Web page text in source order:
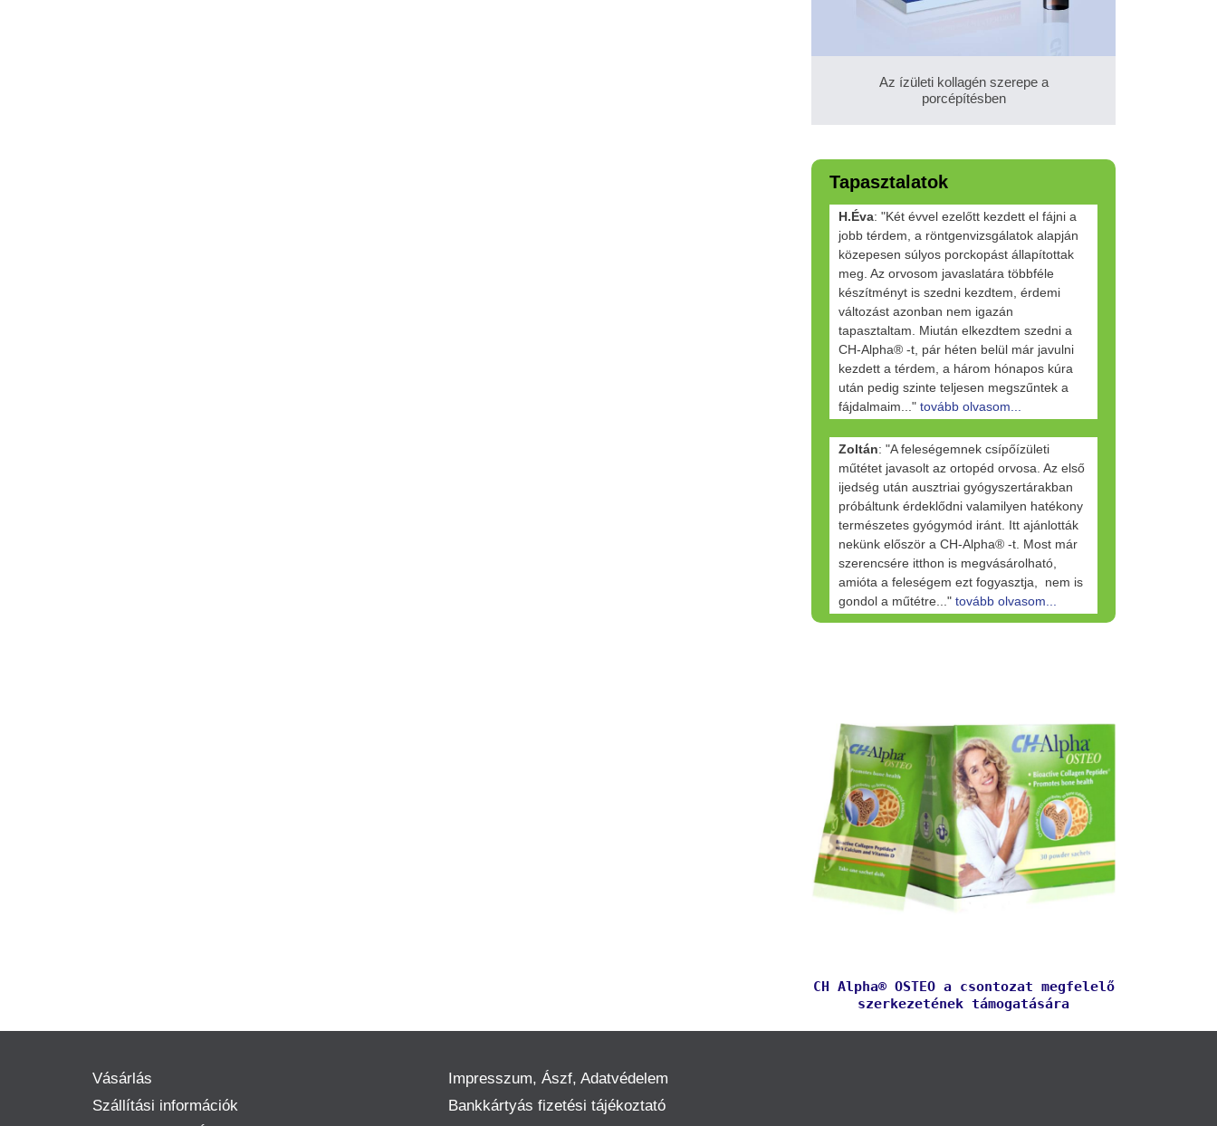
Az ízületi kollagén szerepe a
porcépítésben
Tapasztalatok
H.Éva: "Két évvel ezelőtt kezdett el fájni a
jobb térdem, a röntgenvizsgálatok alapján
közepesen súlyos porckopást állapítottak
meg. Az orvosom javaslatára többféle
készítményt is szedni kezdtem, érdemi
változást azonban nem igazán
tapasztaltam. Miután elkezdtem szedni a
CH-Alpha® -t, pár héten belül már javulni
kezdett a térdem, a három hónapos kúra
után pedig szinte teljesen megszűntek a
fájdalmaim..." tovább olvasom...
Zoltán: "A feleségemnek csípőízületi
műtétet javasolt az ortopéd orvosa. Az első
ijedség után ausztriai gyógyszertárakban
próbáltunk érdeklődni valamilyen hatékony
természetes gyógymód iránt. Itt ajánlották
nekünk először a CH-Alpha® -t. Most már
szerencsére itthon is megvásárolható,
amióta a feleségem ezt fogyasztja, nem is
gondol a műtétre..." tovább olvasom...
CH Alpha® OSTEO a csontozat megfelelő
szerkezetének támogatására
Vásárlás
Szállítási információk
Impresszum, Ászf, Adatvédelem
Bankkártyás fizetési tájékoztató